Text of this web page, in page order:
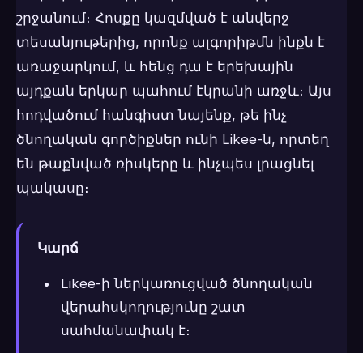
շրջանում։ Հոսքը կազմված է անվերջ
տեսանյութերից, որոնք ալգորիթմն ինքն է
առաջարկում, և հենց դա է երեխային
այդքան երկար պահում էկրանի առջև։ Այս
հոդվածում հանգիստ նայենք, թե ինչ
ծնողական գործիքներ ունի Likee-ն, որտեղ
են թաքնված ռիսկերը և ինչպես լրացնել
պակասը։
Կարճ
Likee-ի ներկառուցված ծնողական
վերահսկողությունը շատ
սահմանափակ է։